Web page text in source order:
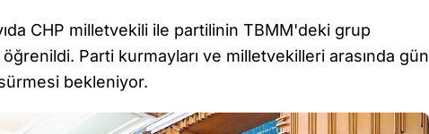
CHP milletvekili ile partilinin TBMM'deki grup
Parti kurmayları ve milletvekilleri arasında gün
bekleniyor.